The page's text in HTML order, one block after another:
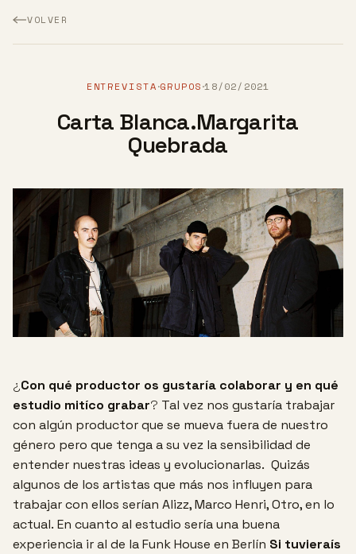
VOLVER
ENTREVISTA·GRUPOS·18/02/2021
Carta Blanca.Margarita
Quebrada
¿Con qué productor os gustaría colaborar y en qué
estudio mitíco grabar? Tal vez nos gustaría trabajar
con algún productor que se mueva fuera de nuestro
género pero que tenga a su vez la sensibilidad de
entender nuestras ideas y evolucionarlas. Quizás
algunos de los artistas que más nos influyen para
trabajar con ellos serían Alizz, Marco Henri, Otro, en lo
actual. En cuanto al estudio sería una buena
experiencia ir al de la Funk House en Berlín Si tuvieraís